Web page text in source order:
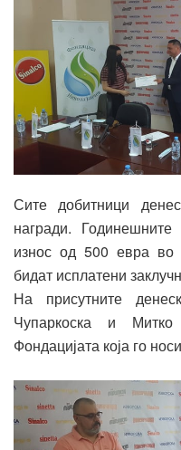
Сите добитници
награди.
износ од 500 евра во
бидат исплатени
На присутните
Чупаркоска и
Фондацијата која го